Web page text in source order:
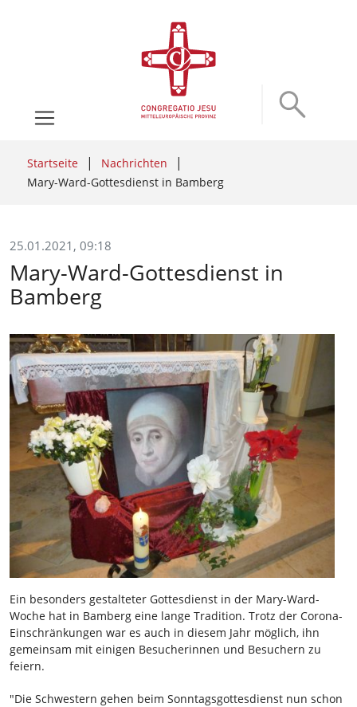
Startseite
Nachrichten
Mary-Ward-Gottesdienst in Bamberg
25.01.2021, 09:18
Mary-Ward-Gottesdienst in
Bamberg
Ein besonders gestalteter Gottesdienst in der Mary-Ward-
Woche hat in Bamberg eine lange Tradition. Trotz der Corona-
Einschränkungen war es auch in diesem Jahr möglich, ihn
gemeinsam mit einigen Besucherinnen und Besuchern zu
feiern.
"Die Schwestern gehen beim Sonntagsgottesdienst nun schon